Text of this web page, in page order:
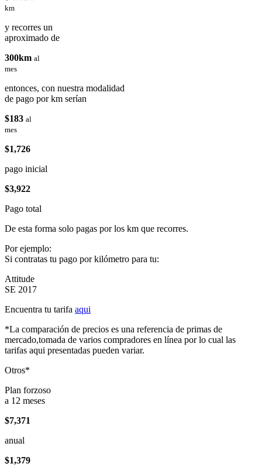
km
y recorres un
aproximado de
300km al
mes
entonces, con nuestra modalidad
de pago por km serían
$183 al
mes
$1,726
pago inicial
$3,922
Pago total
De esta forma solo pagas por los km que recorres.
Por ejemplo:
Si contratas tu pago por kilómetro para tu:
Attitude
SE 2017
Encuentra tu tarifa aqui
*La comparación de precios es una referencia de primas de
mercado,tomada de varios compradores en línea por lo cual las
tarifas aqui presentadas pueden variar.
Otros*
Plan forzoso
a 12 meses
$7,371
anual
$1,379